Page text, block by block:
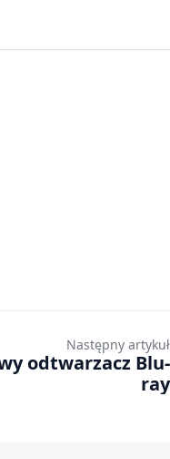
Następny artykuł
odtwarzacz Blu-
ray